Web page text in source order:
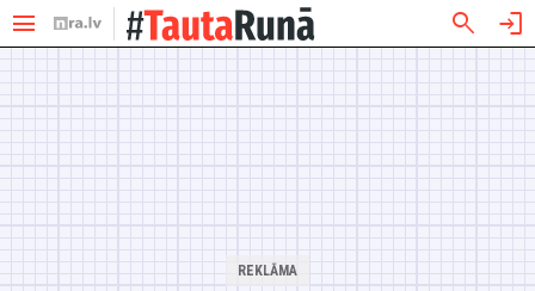
menu search login